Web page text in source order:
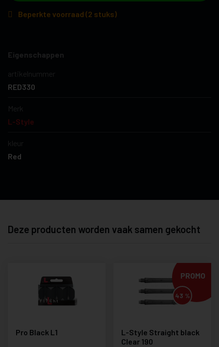
Beperkte voorraad (2 stuks)
Eigenschappen
artikelnummer
RED330
Merk
L-Style
kleur
Red
Deze producten worden vaak samen gekocht
Pro Black L1
PROMO
43 %
L-Style Straight black
Clear 190